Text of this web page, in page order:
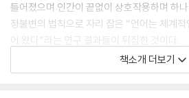
들어졌으며 인간이 끝없이 상호작용하며 하
정불변의 법칙으로 자리 잡은 “언어는 체계
어 왔다”라는 연구 결과들이 뒤집힌 것이다.
《진화하는 언어》는 인류의 언어가 어떻게
책소개 더보기